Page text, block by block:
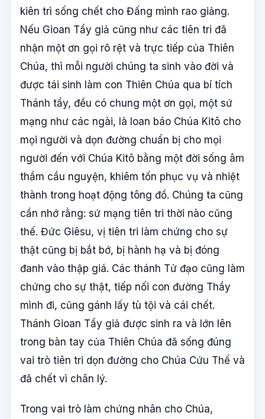
kiên trì sống chết cho Đấng mình rao giảng.
Nếu Gioan Tẩy giả cũng như các tiên tri đã
nhận một ơn gọi rõ rệt và trực tiếp của Thiên
Chúa, thì mỗi người chúng ta sinh vào đời và
được tái sinh làm con Thiên Chúa qua bí tích
Thánh tẩy, đều có chung một ơn gọi, một sứ
mạng như các ngài, là loan báo Chúa Kitô cho
mọi người và dọn đường chuẩn bị cho mọi
người đến với Chúa Kitô bằng một đời sống âm
thầm cầu nguyện, khiêm tốn phục vụ và nhiệt
thành trong hoạt động tông đồ. Chúng ta cũng
cần nhớ rằng: sứ mạng tiên tri thời nào cũng
thế. Đức Giêsu, vị tiên tri làm chứng cho sự
thật cũng bị bắt bớ, bị hành hạ và bị đóng
đanh vào thập giá. Các thánh Tử đạo cũng làm
chứng cho sự thật, tiếp nối con đường Thầy
mình đi, cũng gánh lấy tù tội và cái chết.
Thánh Gioan Tẩy giả được sinh ra và lớn lên
trong bàn tay của Thiên Chúa đã sống đúng
vai trò tiên tri dọn đường cho Chúa Cứu Thế và
đã chết vì chân lý.
Trong vai trò làm chứng nhân cho Chúa,